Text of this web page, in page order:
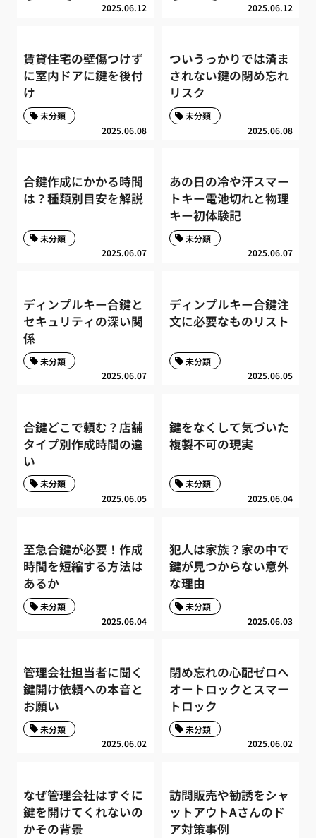
2025.06.12 2025.06.12
賃貸住宅の壁傷つけず
に室内ドアに鍵を後付
け
2025.06.08
未分類
ついうっかりでは済ま
されない鍵の閉め忘れ
リスク
2025.06.08
未分類
合鍵作成にかかる時間
は？種類別目安を解説
2025.06.07
未分類
あの日の冷や汗スマー
トキー電池切れと物理
キー初体験記
2025.06.07
未分類
ディンプルキー合鍵と
セキュリティの深い関
係
2025.06.07
未分類
ディンプルキー合鍵注
文に必要なものリスト
2025.06.05
未分類
合鍵どこで頼む？店舗
タイプ別作成時間の違
い
2025.06.05
未分類
鍵をなくして気づいた
複製不可の現実
2025.06.04
未分類
至急合鍵が必要！作成
時間を短縮する方法は
あるか
2025.06.04
未分類
犯人は家族？家の中で
鍵が見つからない意外
な理由
2025.06.03
未分類
管理会社担当者に聞く
鍵開け依頼への本音と
お願い
2025.06.02
未分類
閉め忘れの心配ゼロへ
オートロックとスマー
トロック
2025.06.02
未分類
なぜ管理会社はすぐに
鍵を開けてくれないの
かその背景
訪問販売や勧誘をシャ
ットアウトAさんのド
ア対策事例